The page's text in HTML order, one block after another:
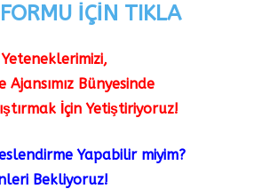
İÇİN TIKLA
Yeteneklerimizi,
Ajansımız Bünyesinde
İçinYetiştiriyoruz!
Yapabilir miyim?
Bekliyoruz!